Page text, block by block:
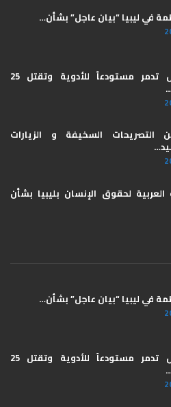
في ليبيا “بيان عاجل” بشأن…
قوات الاحتلال تدمر مستودعاً للأدوية وتقتل 25
التصريحات السخيفة و الزيارات
لحقوق الإنسان بليبيا ​بشأن
في ليبيا “بيان عاجل” بشأن…
قوات الاحتلال تدمر مستودعاً للأدوية وتقتل 25